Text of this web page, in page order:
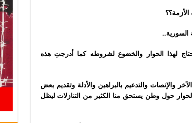
السورية..
لهذا الحوار والخضوع لشروطه كما أدرجتِ هذه
والتدعيم بالبراهين والأدلة وتقديم بعض
حول وطن يستحق منا الكثير من التنازلات ليظل